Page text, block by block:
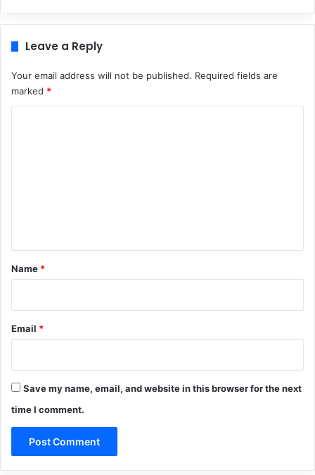
Leave a Reply
Your email address will not be published. Required fields are
marked *
*
Name *
Email *
Save my name, email, and website in this browser for the next
time I comment.